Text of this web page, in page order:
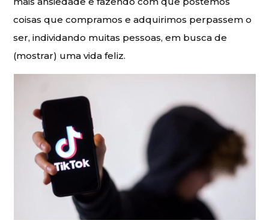
coisas que compramos e adquirimos perpassem o
ser, individando muitas pessoas, em busca de
(mostrar) uma vida feliz.